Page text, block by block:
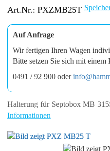
Art.Nr.: PXZMB25T
Auf Anfrage
Wir fertigen Ihren Wagen
Bitte setzen Sie sich mit
0491 / 92 900 oder
Halterung für Septobox MB
Informationen